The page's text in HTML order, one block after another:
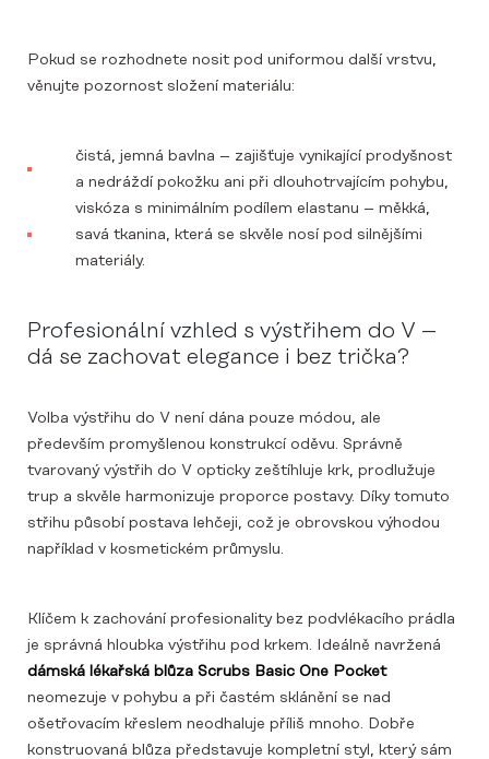
Pokud se rozhodnete nosit pod uniformou další vrstvu,
věnujte pozornost složení materiálu:
čistá, jemná bavlna – zajišťuje vynikající prodyšnost
a nedráždí pokožku ani při dlouhotrvajícím pohybu,
viskóza s minimálním podílem elastanu – měkká,
savá tkanina, která se skvěle nosí pod silnějšími
materiály.
Profesionální vzhled s výstřihem do V –
dá se zachovat elegance i bez trička?
Volba výstřihu do V není dána pouze módou, ale
především promyšlenou konstrukcí oděvu. Správně
tvarovaný výstřih do V opticky zeštíhluje krk, prodlužuje
trup a skvěle harmonizuje proporce postavy. Díky tomuto
střihu působí postava lehčeji, což je obrovskou výhodou
například v kosmetickém průmyslu.
Klíčem k zachování profesionality bez podvlékacího prádla
je správná hloubka výstřihu pod krkem. Ideálně navržená
dámská lékařská blůza Scrubs Basic One Pocket
neomezuje v pohybu a při častém sklánění se nad
ošetřovacím křeslem neodhaluje příliš mnoho. Dobře
konstruovaná blůza představuje kompletní styl, který sám